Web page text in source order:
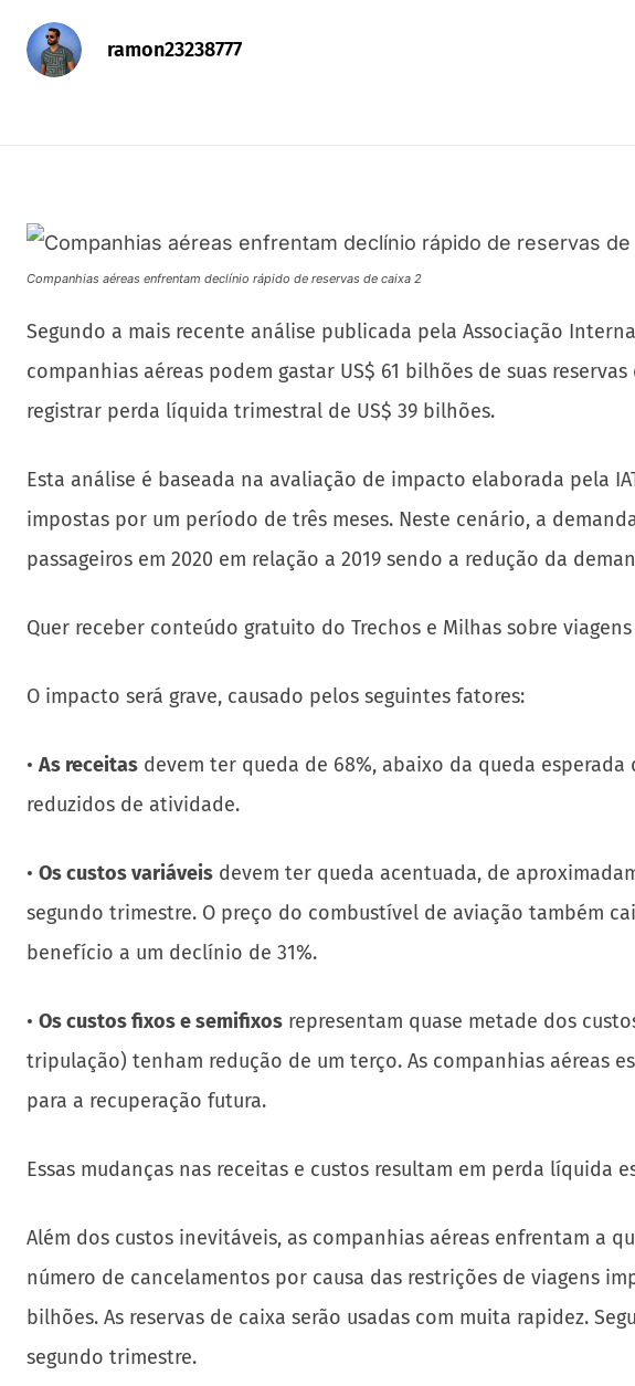
ramon23238777
Companhias aéreas enfrentam declínio rápido de reservas de caixa 2
Segundo a mais recente análise publicada pela Associação
companhias aéreas podem gastar US$ 61 bilhões de suas
registrar perda líquida trimestral de US$ 39 bilhões.
Esta análise é baseada na avaliação de impacto elaborada pela
impostas por um período de três meses. Neste cenário, a
passageiros em 2020 em relação a 2019 sendo a redução da
Quer receber conteúdo gratuito do Trechos e Milhas sobre
O impacto será grave, causado pelos seguintes fatores:
• As receitas devem ter queda de 68%, abaixo da queda
reduzidos de atividade.
• Os custos variáveis devem ter queda acentuada, de
segundo trimestre. O preço do combustível de aviação também
benefício a um declínio de 31%.
• Os custos fixos e semifixos representam quase metade dos
tripulação) tenham redução de um terço. As companhias aéreas
para a recuperação futura.
Essas mudanças nas receitas e custos resultam em perda líquida
Além dos custos inevitáveis, as companhias aéreas enfrentam a
número de cancelamentos por causa das restrições de viagens
bilhões. As reservas de caixa serão usadas com muita rapidez.
segundo trimestre.